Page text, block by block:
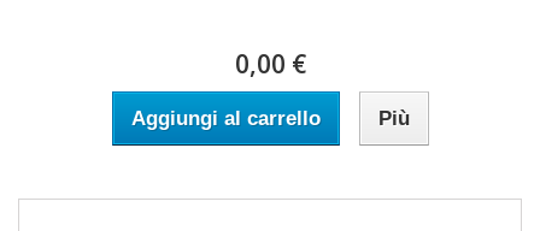
0,00 €
Aggiungi al carrello Più